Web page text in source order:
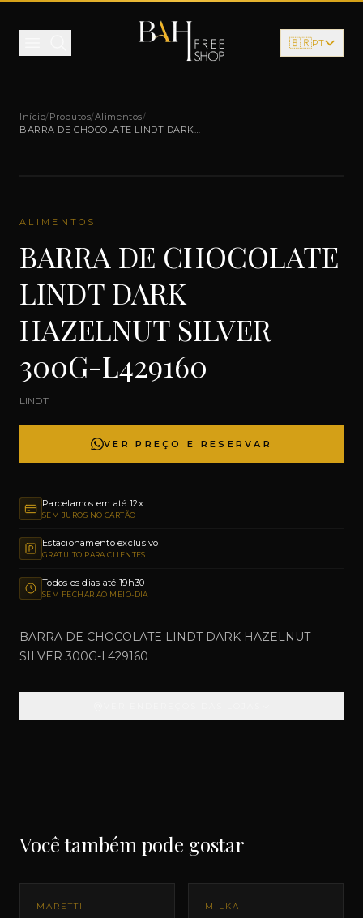
🇧🇷PT
Início/Produtos/Alimentos/
BARRA DE CHOCOLATE LINDT DARK
ALIMENTOS
BARRA DE CHOCOLATE
LINDT DARK
HAZELNUT SILVER
300G-L429160
LINDT
VER PREÇO E RESERVAR
Parcelamos em até 12x
SEM JUROS NO CARTÃO
Estacionamento exclusivo
GRATUITO PARA CLIENTES
Todos os dias até 19h30
SEM FECHAR AO MEIO-DIA
BARRA DE CHOCOLATE LINDT DARK HAZELNUT
SILVER 300G-L429160
Você também pode gostar
MARETTI MILKA